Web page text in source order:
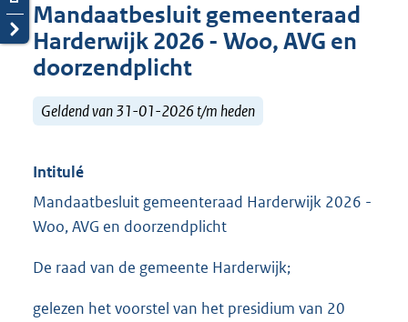
Mandaatbesluit gemeenteraad
Harderwijk 2026 - Woo, AVG en
doorzendplicht
Geldend van 31-01-2026 t/m heden
Intitulé
Mandaatbesluit gemeenteraad Harderwijk 2026 -
Woo, AVG en doorzendplicht
De raad van de gemeente Harderwijk;
gelezen het voorstel van het presidium van 20